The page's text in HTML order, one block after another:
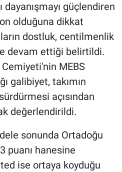
güçlendiren
olduğuna dikkat
dostluk, centilmenlik
devam ettiği belirtildi.
MEBS
galibiyet, takımın
açısından
değerlendirildi.
sonunda Ortadoğu
puanı hanesine
ise ortaya koyduğu